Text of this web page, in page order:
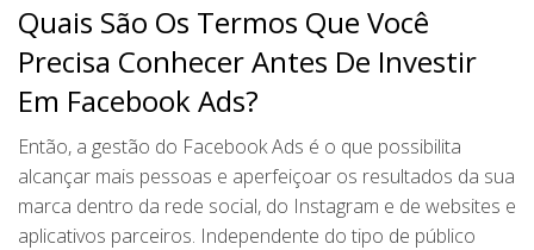
Quais São Os Termos Que Você
Precisa Conhecer Antes De Investir
Em Facebook Ads?
Então, a gestão do Facebook Ads é o que possibilita
alcançar mais pessoas e aperfeiçoar os resultados da sua
marca dentro da rede social, do Instagram e de websites e
aplicativos parceiros. Independente do tipo de público